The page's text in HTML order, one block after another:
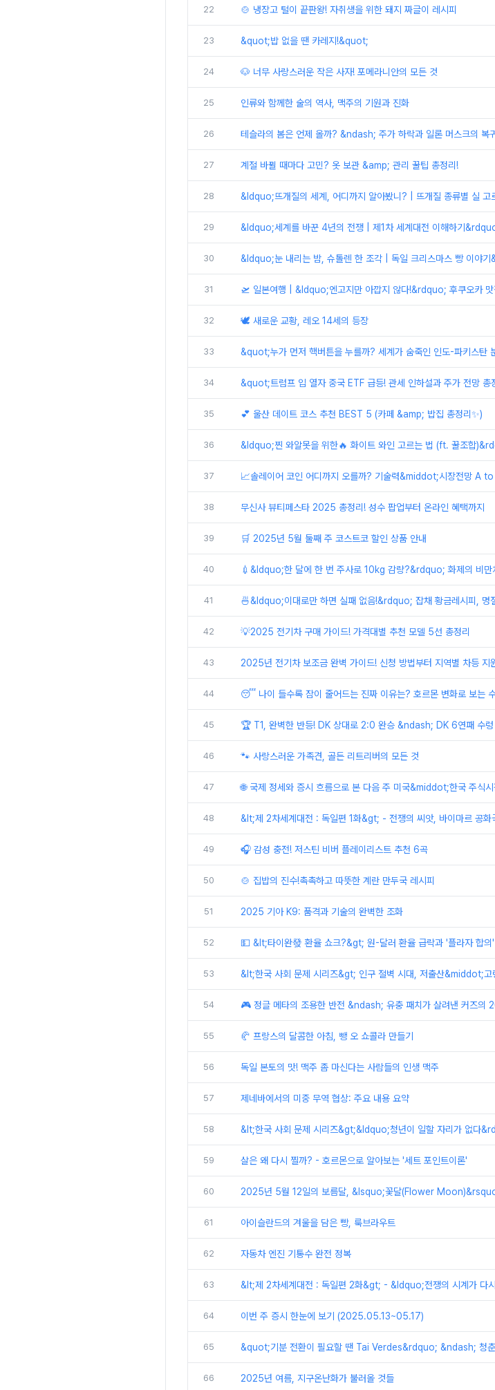
22 🍲 냉장고 털이 끝판왕! 자취생을 위한 돼지 짜글이 레시피
23 &quot;밥 없을 땐 카레지!&quot;
24 🐶 너무 사랑스러운 작은 사자! 포메라니안의 모든 것
25 인류와 함께한 술의 역사, 맥주의 기원과 진화
26 테슬라의 봄은 언제 올까? &ndash; 주가 하락과 일론 머스크의 복
27 계절 바뀔 때마다 고민? 옷 보관 &amp; 관리 꿀팁 총정리!
28 &ldquo;뜨개질의 세계, 어디까지 알아봤니? | 뜨개질 종류별 실
29 &ldquo;세계를 바꾼 4년의 전쟁 | 제1차 세계대전 이해하기
30 &ldquo;눈 내리는 밤, 슈톨렌 한 조각 | 독일 크리스마스 빵 이야
31 🛫 일본여행 | &ldquo;엔고지만 아깝지 않다!&rdquo; 후쿠오카
32 🕊️ 새로운 교황, 레오 14세의 등장
33 &quot;누가 먼저 핵버튼을 누를까? 세계가 숨죽인 인도-파키스탄
34 &quot;트럼프 입 열자 중국 ETF 급등! 관세 인하설과 주가 전망
35 💕 울산 데이트 코스 추천 BEST 5 (카페 &amp; 밥집 총정리✨)
36 &ldquo;찐 와알못을 위한🔥 화이트 와인 고르는 법 (ft. 꿀조합
37 📈솔레이어 코인 어디까지 오를까? 기술력&middot;시장전망 A
38 무신사 뷰티페스타 2025 총정리! 성수 팝업부터 온라인 혜택까지
39 🛒 2025년 5월 둘째 주 코스트코 할인 상품 안내
40 💉&ldquo;한 달에 한 번 주사로 10kg 감량?&rdquo; 화제의 비만
41 🍜&ldquo;이대로만 하면 실패 없음!&rdquo; 잡채 황금레시피, 명
42 💡2025 전기차 구매 가이드! 가격대별 추천 모델 5선 총정리
43 2025년 전기차 보조금 완벽 가이드! 신청 방법부터 지역별 차등 지
44 😴 나이 들수록 잠이 줄어드는 진짜 이유는? 호르몬 변화로 보는
45 🏆 T1, 완벽한 반등! DK 상대로 2:0 완승 &ndash; DK 6연패 수
46 🐾 사랑스러운 가족견, 골든 리트리버의 모든 것
47 🌐 국제 정세와 증시 흐름으로 본 다음 주 미국&middot;한국 주식
48 &lt;제 2차세계대전 : 독일편 1화&gt; - 전쟁의 씨앗, 바이마르 공화
49 🎧 감성 충전! 저스틴 비버 플레이리스트 추천 6곡
50 🍲 집밥의 진수!촉촉하고 따뜻한 계란 만두국 레시피
51 2025 기아 K9: 품격과 기술의 완벽한 조화
52 💵 &lt;타이완發 환율 쇼크?&gt; 원-달러 환율 급락과 '플라자 합의'
53 &lt;한국 사회 문제 시리즈&gt; 인구 절벽 시대, 저출산&middot;고
54 🎮 정글 메타의 조용한 반전 &ndash; 유충 패치가 살려낸 커즈의
55 🥐 프랑스의 달콤한 아침, 뺑 오 쇼콜라 만들기
56 독일 본토의 맛! 맥주 좀 마신다는 사람들의 인생 맥주
57 제네바에서의 미중 무역 협상: 주요 내용 요약
58 &lt;한국 사회 문제 시리즈&gt;&ldquo;청년이 일할 자리가 없다
59 살은 왜 다시 찔까? - 호르몬으로 알아보는 '세트 포인트이론'
60 2025년 5월 12일의 보름달, &lsquo;꽃달(Flower
61 아이슬란드의 겨울을 담은 빵, 룩브라우트
62 자동차 엔진 기통수 완전 정복
63 &lt;제 2차세계대전 : 독일편 2화&gt; - &ldquo;전쟁의 시계가 다
64 이번 주 증시 한눈에 보기 (2025.05.13~05.17)
65 &quot;기분 전환이 필요할 땐 Tai Verdes&rdquo; &ndash; 청
66 2025년 여름, 지구온난화가 불러올 것들